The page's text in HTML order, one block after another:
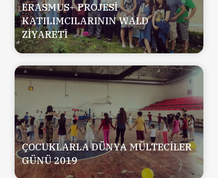
ERASMUS+ PROJESİ
KATILIMCILARININ WALD
ZİYARETİ
ÇOCUKLARLA DÜNYA MÜLTECİLER
GÜNÜ 2019